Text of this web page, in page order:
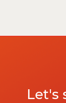
Let's